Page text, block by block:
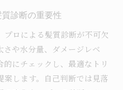
診断の重要性
プロによる髪質診断が不可欠
や水分量、ダメージレベ
にチェックし、最適なトリ
案します。自己判断では見落